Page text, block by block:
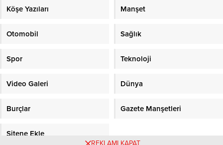
Köşe Yazıları Manşet
Otomobil Sağlık
Spor Teknoloji
Video Galeri Dünya
Burçlar Gazete Manşetleri
Sitene Ekle
REKLAMI KAPAT